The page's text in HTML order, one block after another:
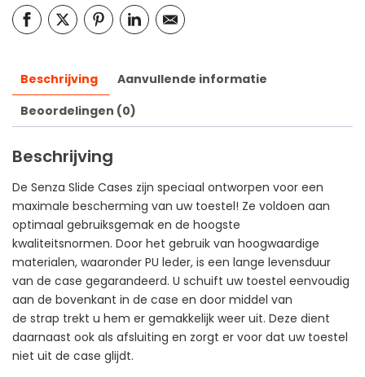
Beschrijving
Aanvullende informatie
Beoordelingen (0)
Beschrijving
De Senza Slide Cases zijn speciaal ontworpen voor een
maximale bescherming van uw toestel! Ze voldoen aan
optimaal gebruiksgemak en de hoogste
kwaliteitsnormen. Door het gebruik van hoogwaardige
materialen, waaronder PU leder, is een lange levensduur
van de case gegarandeerd. U schuift uw toestel eenvoudig
aan de bovenkant in de case en door middel van
de strap trekt u hem er gemakkelijk weer uit. Deze dient
daarnaast ook als afsluiting en zorgt er voor dat uw toestel
niet uit de case glijdt.